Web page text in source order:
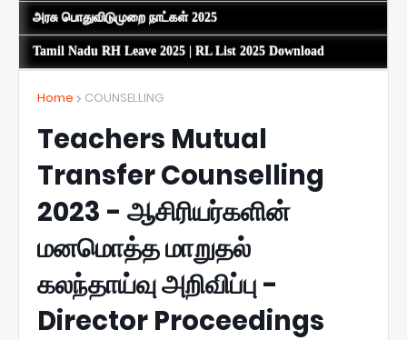
அரசு பொதுவிடுமுறை நாட்கள் 2025
Tamil Nadu RH Leave 2025 | RL List 2025 Download
Home COUNSELLING
Teachers Mutual
Transfer Counselling
2023 - ஆசிரியர்களின்
மனமொத்த மாறுதல்
கலந்தாய்வு அறிவிப்பு -
Director Proceedings